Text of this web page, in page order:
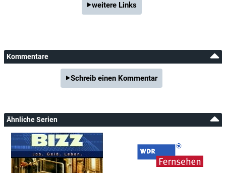
weitere Links
Kommentare
Schreib einen Kommentar
Ähnliche Serien